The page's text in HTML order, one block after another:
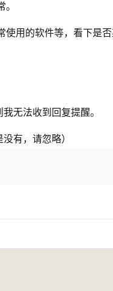
用的软件等，看下是否
无法收到回复提醒。
有，请忽略）